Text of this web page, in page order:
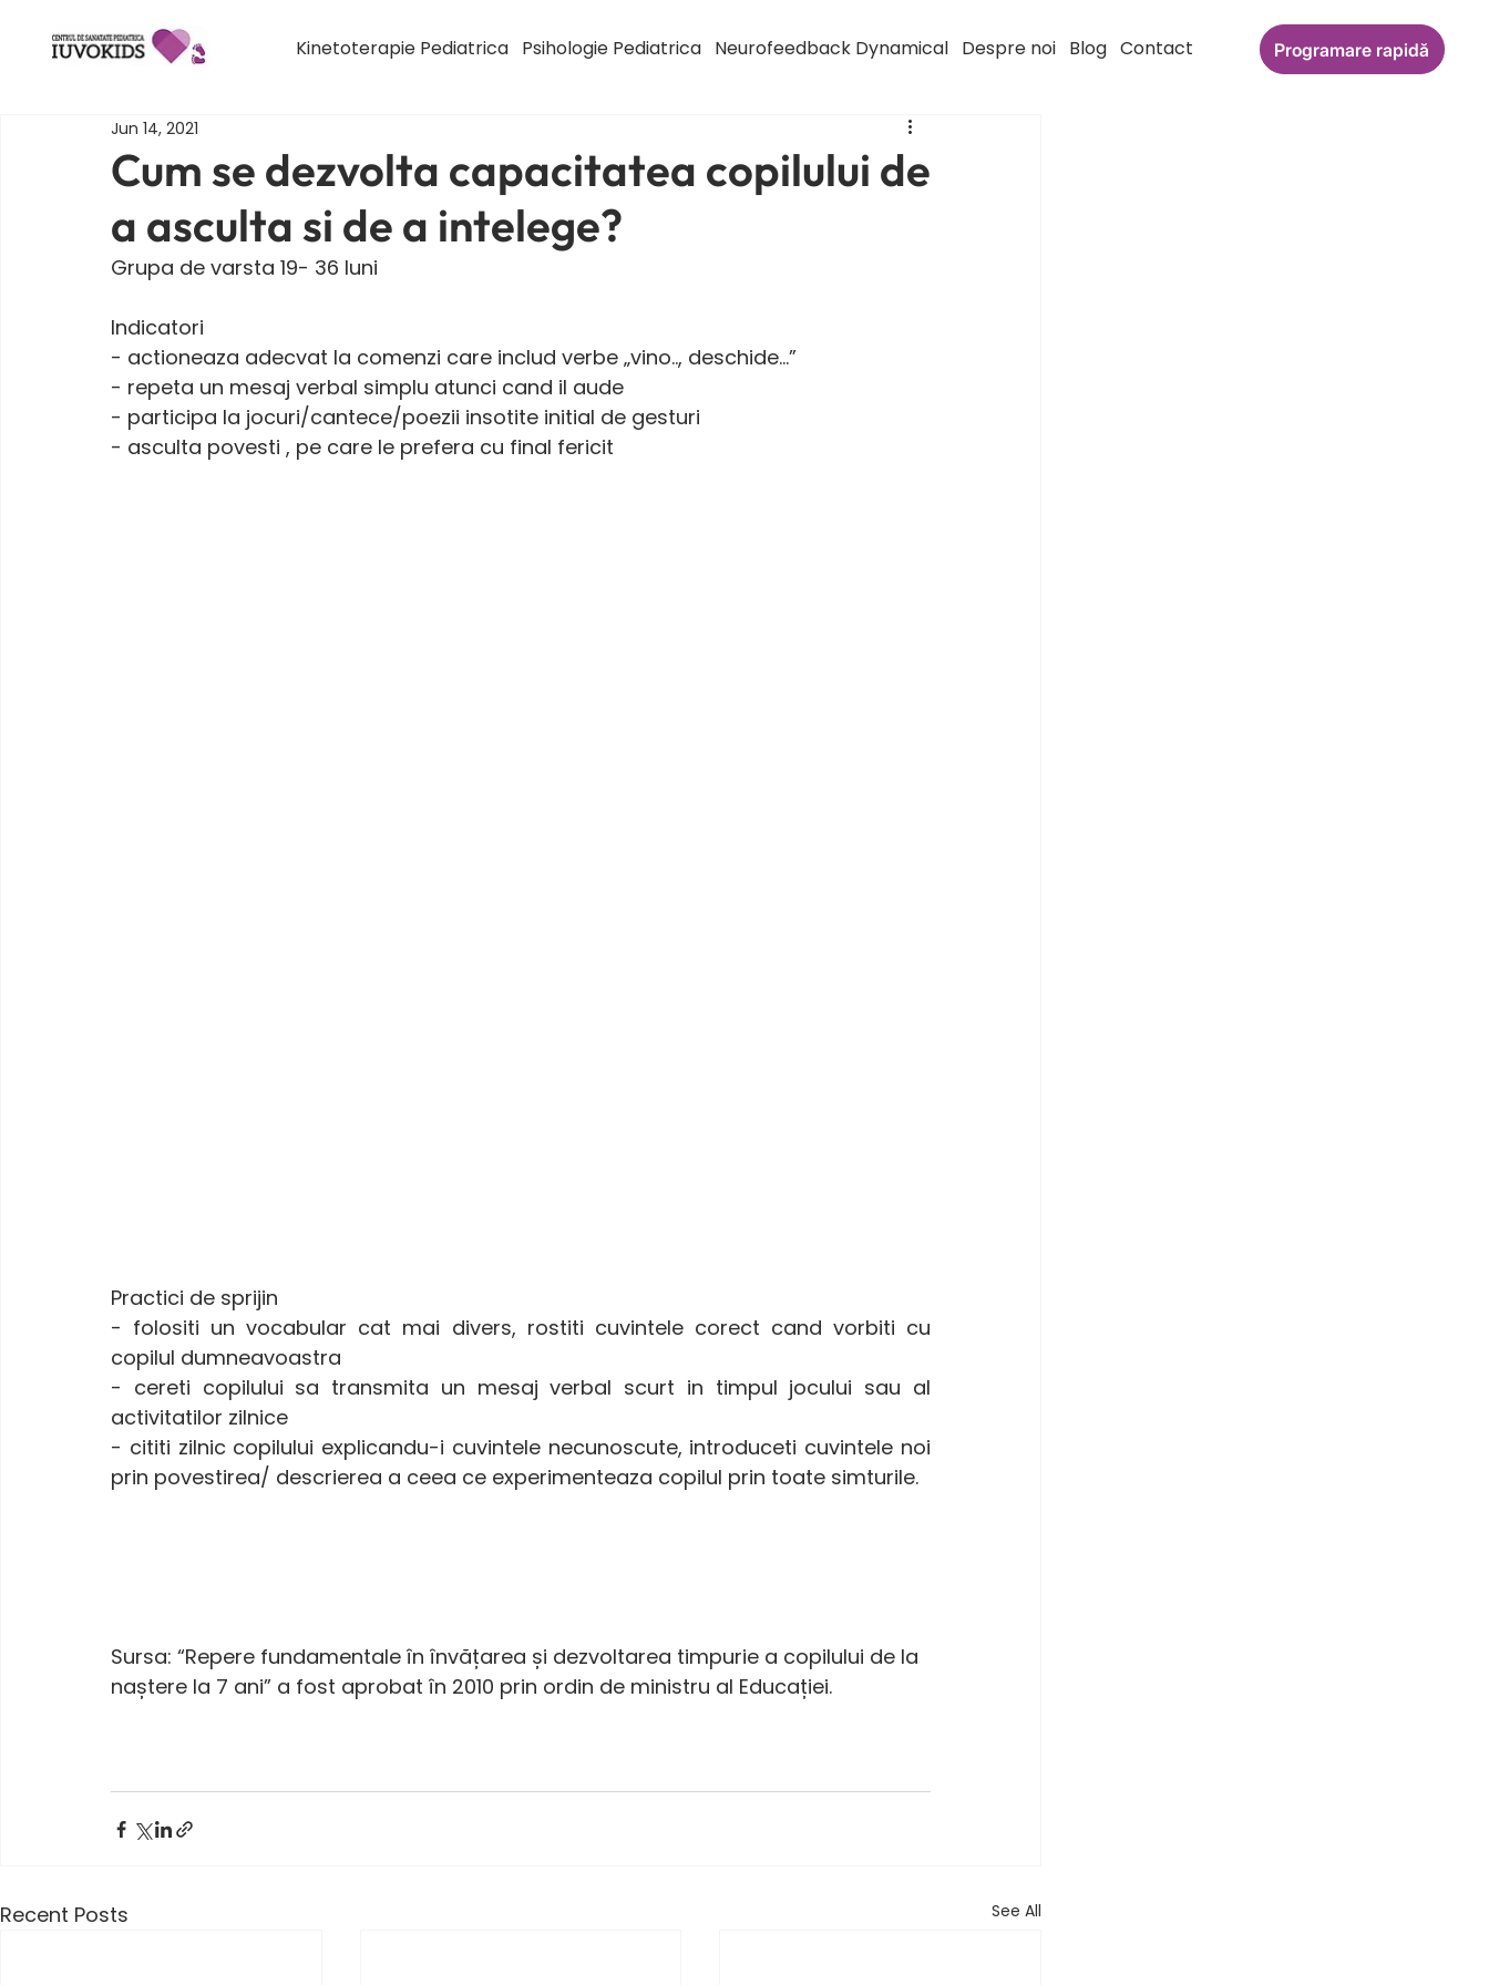
Kinetoterapie Pediatrica Psihologie Pediatrica Neurofeedback Dynamical Despre noi Blog Contact Programare rapidă
Cum se dezvolta capacitatea copilului de
a asculta si de a intelege?
Jun 14, 2021
Grupa de varsta 19- 36 luni
Indicatori
- actioneaza adecvat la comenzi care includ verbe „vino.., deschide...”
- repeta un mesaj verbal simplu atunci cand il aude
- participa la jocuri/cantece/poezii insotite initial de gesturi
- asculta povesti , pe care le prefera cu final fericit
Practici de sprijin
- folositi un vocabular cat mai divers, rostiti cuvintele corect cand vorbiti cu
copilul dumneavoastra
- cereti copilului sa transmita un mesaj verbal scurt in timpul jocului sau al
activitatilor zilnice
- cititi zilnic copilului explicandu-i cuvintele necunoscute, introduceti cuvintele noi
prin povestirea/ descrierea a ceea ce experimenteaza copilul prin toate simturile.
Sursa: “Repere fundamentale în învățarea și dezvoltarea timpurie a copilului de la
naștere la 7 ani” a fost aprobat în 2010 prin ordin de ministru al Educației.
Recent Posts See All